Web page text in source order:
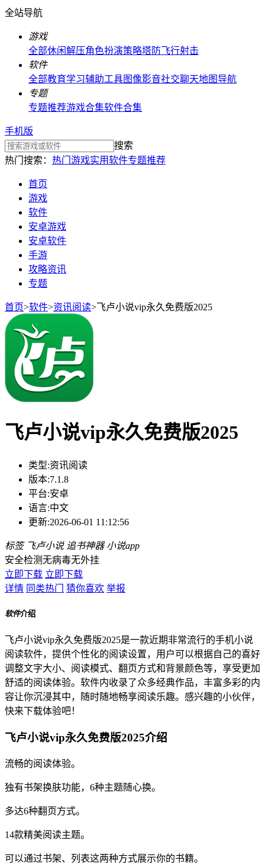
全站导航
游戏
全部休闲解压角色扮演策略塔防飞行射击
软件
全部教育学习辅助工具图像影音社交聊天地图导航
专题
专题推荐游戏合集软件合集
手机版
搜索
热门搜索： 热门游戏实用软件专题推荐
首页
游戏
软件
安卓游戏
安卓软件
手游
攻略资讯
专题
首页>软件>资讯阅读>飞卢小说vip永久免费版2025
飞卢小说vip永久免费版2025
类型:资讯阅读
版本:7.1.8
平台:安卓
语言:中文
更新:2026-06-01 11:12:56
标签 飞卢小说 追书神器 小说app
安全检测无病毒无外挂
立即下载 立即下载
详情 同类热门 猜你喜欢 举报
软件介绍
飞卢小说vip永久免费版2025是一款近期非常流行的手机小说
阅读软件，提供个性化的阅读设置，用户可以根据自己的喜好
调整文字大小、阅读模式、翻页方式和背景颜色等，享受更加
舒适的阅读体验。软件内收录了众多经典作品，丰富多彩的内
容让你沉浸其中，随时随地畅享阅读乐趣。感兴趣的小伙伴，
快来下载体验吧！
飞卢小说vip永久免费版2025介绍
流畅的阅读体验。
独有书架换肤功能，6种主题随心换。
多达6种翻页方式。
14款精美阅读主题。
可以通过书架、列表这两种方式展示你的书籍。